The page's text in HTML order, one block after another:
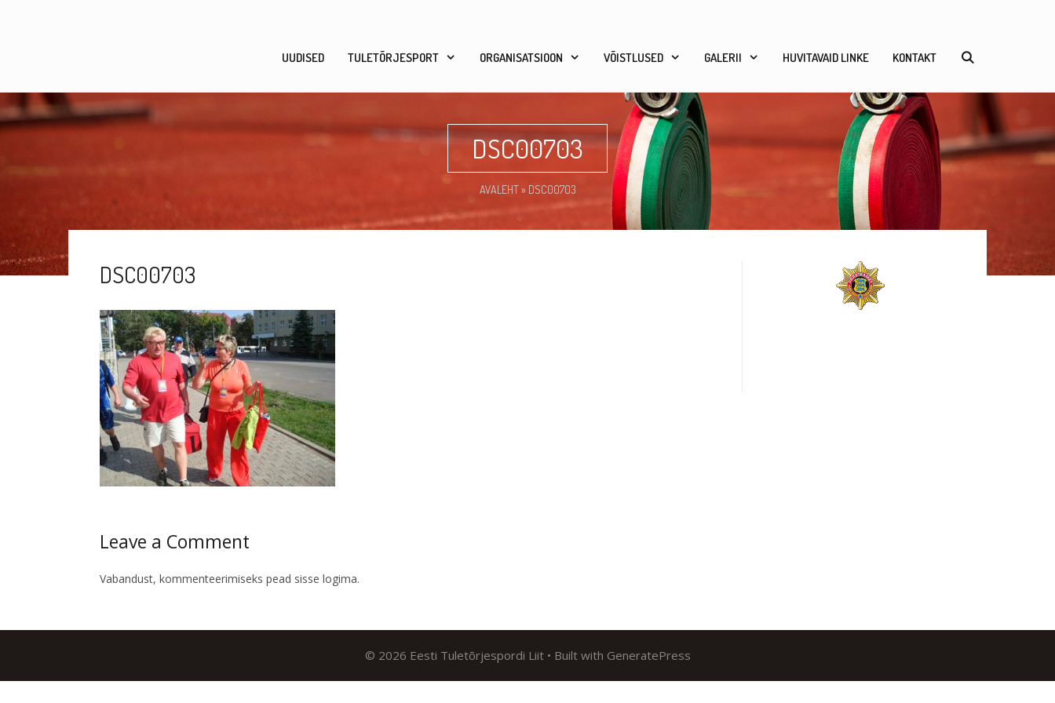
UUDISED
TULETÕRJESPORT ORGANISATSIOON VÕISTLUSED GALERII HUVITAVAID LINKE KONTAKT
DSC00703
AVALEHT» DSC00703
DSC00703
Leave a Comment
Vabandust, kommenteerimiseks pead sisse logima.
© 2026 Eesti Tuletõrjespordi Liit• Built with GeneratePress